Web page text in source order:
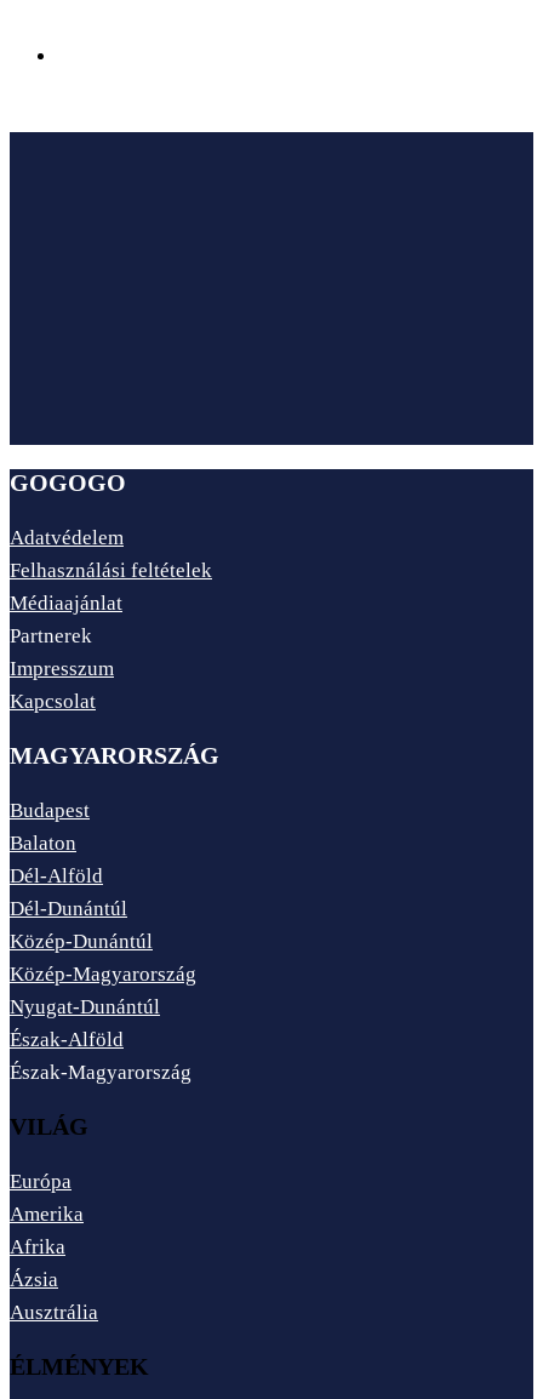
GOGOGO
Adatvédelem
Felhasználási feltételek
Médiaajánlat
Partnerek
Impresszum
Kapcsolat
MAGYARORSZÁG
Budapest
Balaton
Dél-Alföld
Dél-Dunántúl
Közép-Dunántúl
Közép-Magyarország
Nyugat-Dunántúl
Észak-Alföld
Észak-Magyarország
VILÁG
Európa
Amerika
Afrika
Ázsia
Ausztrália
ÉLMÉNYEK